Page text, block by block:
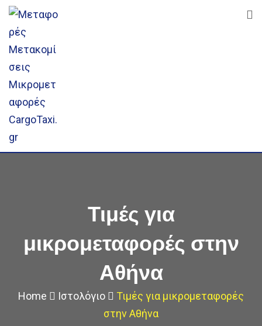
Skip
content
Τιμές για
μικρομεταφορές στην
Αθήνα
Home Ιστολόγιο
Τιμές για μικρομεταφορές
στην Αθήνα